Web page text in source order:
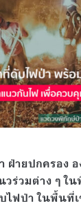
ฝ่ายปกครอง
วร่วมต่าง ๆ ใ
ไฟป่า ในพื้นที่